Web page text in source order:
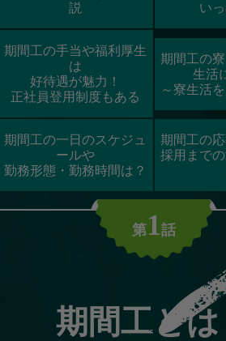
説
いっ
期間工の手当や福利厚生
は
好待遇が魅力！
正社員登用制度もある
期間工の
生活
～寮生活
期間工の一日のスケジュ
ールや
勤務形態・勤務時間は？
期間工の応
採用まで
第1話
期間工とは